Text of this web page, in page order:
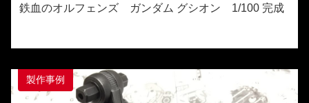
鉄血のオルフェンズ ガンダム グシオン 1/100 完成
製作事例